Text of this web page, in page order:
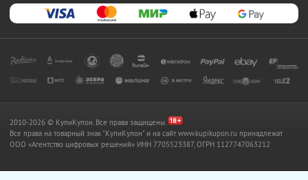
2010-2026 © КупиКупон. Все права защищены.
Все права на товарный знак "КупиКупон" и на сайт www.kupikupon.ru принадлежат
OOO «Агентство цифровых решений» ИНН 7705523387, ОГРН 1127747063212